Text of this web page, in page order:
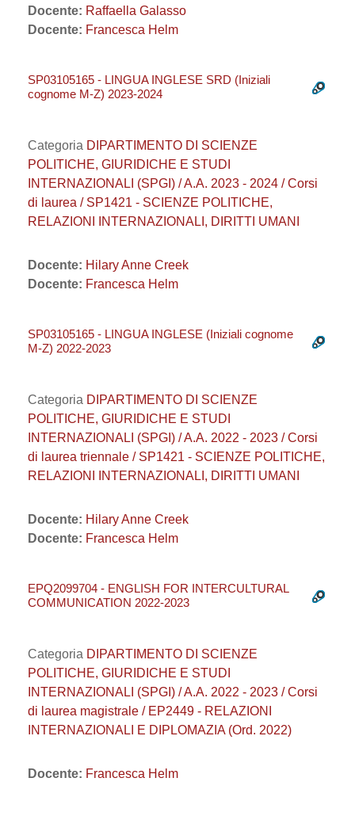
Docente: Raffaella Galasso
Docente: Francesca Helm
SP03105165 - LINGUA INGLESE SRD (Iniziali
cognome M-Z) 2023-2024
Categoria DIPARTIMENTO DI SCIENZE
POLITICHE, GIURIDICHE E STUDI
INTERNAZIONALI (SPGI) / A.A. 2023 - 2024 / Corsi
di laurea / SP1421 - SCIENZE POLITICHE,
RELAZIONI INTERNAZIONALI, DIRITTI UMANI
Docente: Hilary Anne Creek
Docente: Francesca Helm
SP03105165 - LINGUA INGLESE (Iniziali cognome
M-Z) 2022-2023
Categoria DIPARTIMENTO DI SCIENZE
POLITICHE, GIURIDICHE E STUDI
INTERNAZIONALI (SPGI) / A.A. 2022 - 2023 / Corsi
di laurea triennale / SP1421 - SCIENZE POLITICHE,
RELAZIONI INTERNAZIONALI, DIRITTI UMANI
Docente: Hilary Anne Creek
Docente: Francesca Helm
EPQ2099704 - ENGLISH FOR INTERCULTURAL
COMMUNICATION 2022-2023
Categoria DIPARTIMENTO DI SCIENZE
POLITICHE, GIURIDICHE E STUDI
INTERNAZIONALI (SPGI) / A.A. 2022 - 2023 / Corsi
di laurea magistrale / EP2449 - RELAZIONI
INTERNAZIONALI E DIPLOMAZIA (Ord. 2022)
Docente: Francesca Helm